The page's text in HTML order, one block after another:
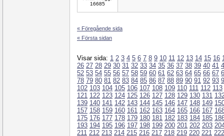
16685
« Föregående sida
« Första sidan
Visar sida: 1 2 3 4 5 6 7 8 9 10 11 12 13 14 15 16
26 27 28 29 30 31 32 33 34 35 36 37 38 39 40 41
52 53 54 55 56 57 58 59 60 61 62 63 64 65 66 67
78 79 80 81 82 83 84 85 86 87 88 89 90 91 92 93
102 103 104 105 106 107 108 109 110 111 112 113
121 122 123 124 125 126 127 128 129 130 131
139 140 141 142 143 144 145 146 147 148 149
157 158 159 160 161 162 163 164 165 166 167
175 176 177 178 179 180 181 182 183 184 185
193 194 195 196 197 198 199 200 201 202 203
211 212 213 214 215 216 217 218 219 220 221 222